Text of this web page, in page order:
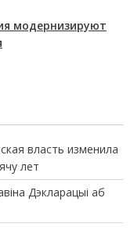
модернизируют
власть изменила
лет
Дэкларацыі аб